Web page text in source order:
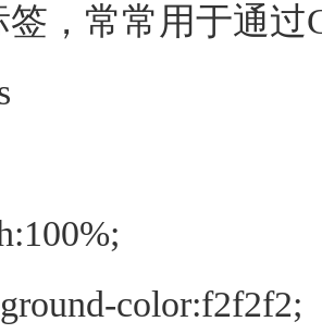
签，常常用于通过
color:f2f2f2;